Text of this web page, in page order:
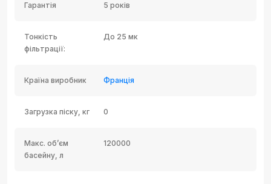
Гарантія 5 років
Тонкість
фільтрації:
До 25 мк
Країна виробник Франція
Загрузка піску, кг 0
Макс. об’єм
басейну, л
120000